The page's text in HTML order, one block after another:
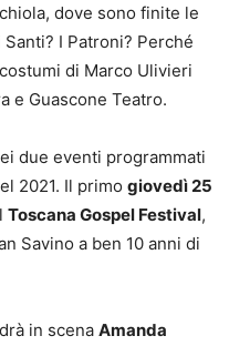
dove sono finite le
I Patroni? Perché
di Marco Ulivieri
e Guascone Teatro.
due eventi programmati
2021. Il primo giovedì 25
Toscana Gospel Festival,
Savino a ben 10 anni di
in scena Amanda